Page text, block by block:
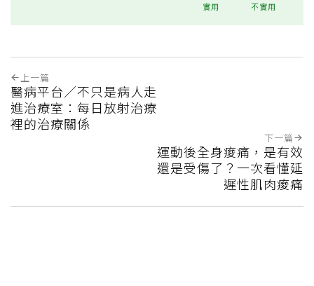
實用 不實用
上一篇
醫病平台／不只是病人走
進治療室：每日放射治療
裡的治療關係
下一篇
運動後全身痠痛，是有效
還是受傷了？一次看懂延
遲性肌肉痠痛